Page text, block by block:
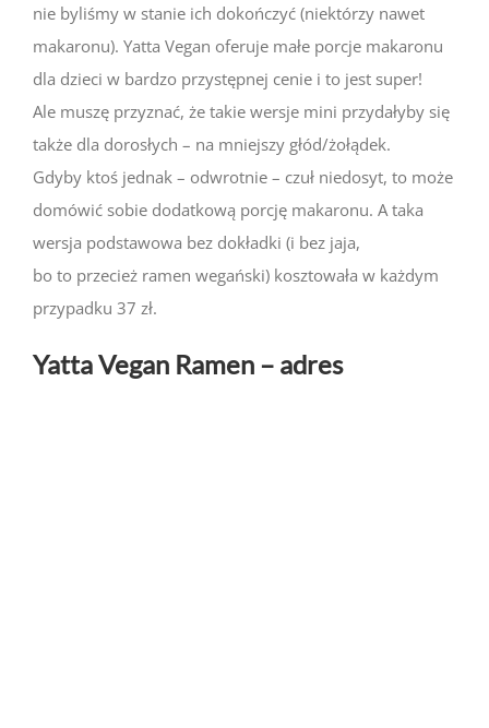
nie byliśmy w stanie ich dokończyć (niektórzy nawet
makaronu). Yatta Vegan oferuje małe porcje makaronu
dla dzieci w bardzo przystępnej cenie i to jest super!
Ale muszę przyznać, że takie wersje mini przydałyby się
także dla dorosłych – na mniejszy głód/żołądek.
Gdyby ktoś jednak – odwrotnie – czuł niedosyt, to może
domówić sobie dodatkową porcję makaronu. A taka
wersja podstawowa bez dokładki (i bez jaja,
bo to przecież ramen wegański) kosztowała w każdym
przypadku 37 zł.
Yatta Vegan Ramen – adres